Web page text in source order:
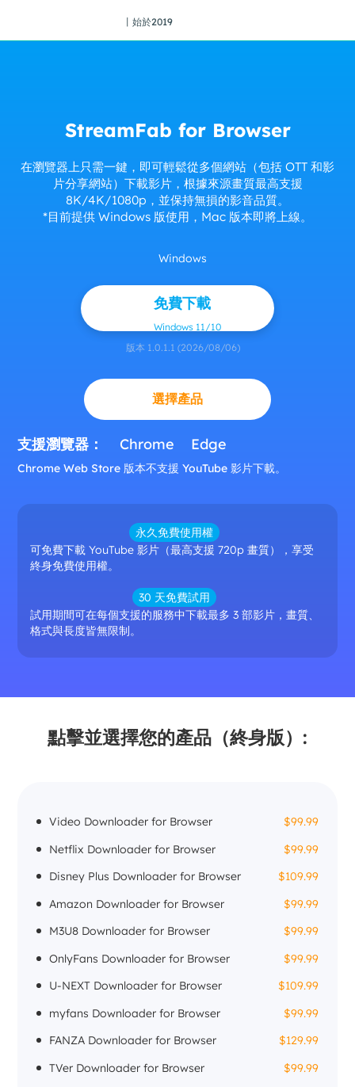
丨始於2019
StreamFab for Browser
在瀏覽器上只需一鍵，即可輕鬆從多個網站（包括 OTT 和影
片分享網站）下載影片，根據來源畫質最高支援
8K/4K/1080p，並保持無損的影音品質。
*目前提供 Windows 版使用，Mac 版本即將上線。
Windows
免費下載
Windows 11/10
版本 1.0.1.1 (2026/08/06)
選擇產品
支援瀏覽器： Chrome Edge
Chrome Web Store 版本不支援 YouTube 影片下載。
永久免費使用權
可免費下載 YouTube 影片（最高支援 720p 畫質），享受
終身免費使用權。
30 天免費試用
試用期間可在每個支援的服務中下載最多 3 部影片，畫質、
格式與長度皆無限制。
點擊並選擇您的產品（終身版）:
Video Downloader for Browser
$99.99
Netflix Downloader for Browser
$99.99
Disney Plus Downloader for Browser
$109.99
Amazon Downloader for Browser
$99.99
M3U8 Downloader for Browser
$99.99
OnlyFans Downloader for Browser
$99.99
U-NEXT Downloader for Browser
$109.99
myfans Downloader for Browser
$99.99
FANZA Downloader for Browser
$129.99
TVer Downloader for Browser
$99.99